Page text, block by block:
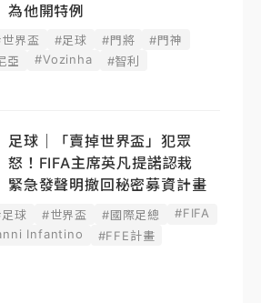
為他開特例
界盃 #足球 #門將
#門神
亞 #Vozinha
#智利
足球｜「賣掉世界盃」犯眾
怒！FIFA主席英凡提諾認栽
緊急發聲明撤回秘密募資計畫
球 #世界盃 #國際足總
#FIFA
Infantino #FFE計畫